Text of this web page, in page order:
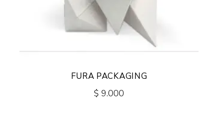
FURA PACKAGING
$ 9.000